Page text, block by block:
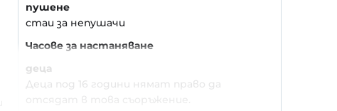
пушене
стаи за непушачи
Часове за настаняване
деца
Деца под 16 години нямат право да